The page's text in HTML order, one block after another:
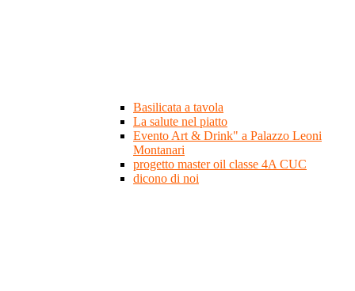
Basilicata a tavola
La salute nel piatto
Evento Art & Drink" a Palazzo Leoni
Montanari
progetto master oil classe 4A CUC
dicono di noi